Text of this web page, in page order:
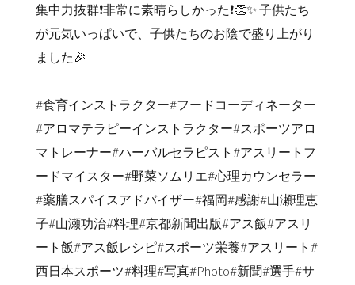
集中力抜群❗️非常に素晴らしかった❗️👏✨ 子供たち
が元気いっぱいで、子供たちのお陰で盛り上がり
ました🎉
#食育インストラクター#フードコーディネーター
#アロマテラピーインストラクター#スポーツアロ
マトレーナー#ハーバルセラピスト#アスリートフ
ードマイスター#野菜ソムリエ#心理カウンセラー
#薬膳スパイスアドバイザー#福岡#感謝#山瀬理恵
子#山瀬功治#料理#京都新聞出版#アス飯#アスリ
ート飯#アス飯レシピ#スポーツ栄養#アスリート#
西日本スポーツ#料理#写真#Photo#新聞#選手#サ